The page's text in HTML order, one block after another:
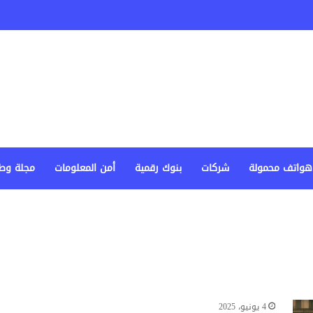
هواتف محمولة شركات بنوك رقمية أمن المعلومات مجلة
4 يونيو، 2025